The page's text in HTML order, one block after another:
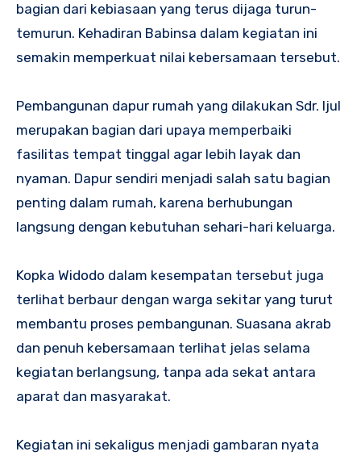
bagian dari kebiasaan yang terus dijaga turun-
temurun. Kehadiran Babinsa dalam kegiatan ini
semakin memperkuat nilai kebersamaan tersebut.
Pembangunan dapur rumah yang dilakukan Sdr. Ijul
merupakan bagian dari upaya memperbaiki
fasilitas tempat tinggal agar lebih layak dan
nyaman. Dapur sendiri menjadi salah satu bagian
penting dalam rumah, karena berhubungan
langsung dengan kebutuhan sehari-hari keluarga.
Kopka Widodo dalam kesempatan tersebut juga
terlihat berbaur dengan warga sekitar yang turut
membantu proses pembangunan. Suasana akrab
dan penuh kebersamaan terlihat jelas selama
kegiatan berlangsung, tanpa ada sekat antara
aparat dan masyarakat.
Kegiatan ini sekaligus menjadi gambaran nyata